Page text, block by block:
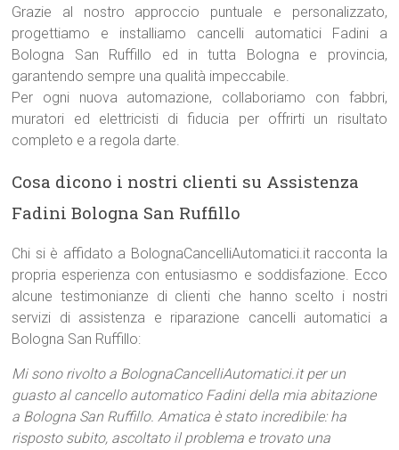
Grazie al nostro approccio puntuale e personalizzato,
progettiamo e installiamo cancelli automatici Fadini a
Bologna San Ruffillo ed in tutta Bologna e provincia,
garantendo sempre una qualità impeccabile.
Per ogni nuova automazione, collaboriamo con fabbri,
muratori ed elettricisti di fiducia per offrirti un risultato
completo e a regola darte.
Cosa dicono i nostri clienti su Assistenza
Fadini Bologna San Ruffillo
Chi si è affidato a BolognaCancelliAutomatici.it racconta la
propria esperienza con entusiasmo e soddisfazione. Ecco
alcune testimonianze di clienti che hanno scelto i nostri
servizi di assistenza e riparazione cancelli automatici a
Bologna San Ruffillo:
Mi sono rivolto a BolognaCancelliAutomatici.it per un
guasto al cancello automatico Fadini della mia abitazione
a Bologna San Ruffillo. Amatica è stato incredibile: ha
risposto subito, ascoltato il problema e trovato una